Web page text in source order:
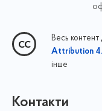
Весь контент
Attribution
інше
Контакти